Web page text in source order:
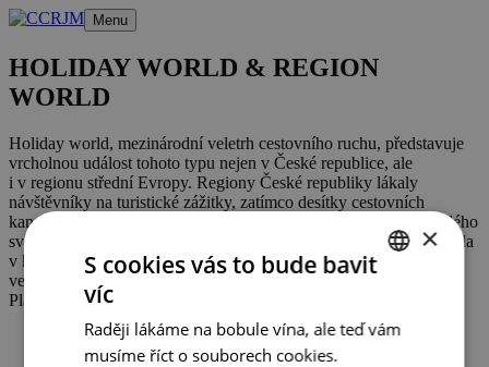
Přeskočit
obsah
Menu
HOLIDAY WORLD & REGION
WORLD
Holiday world, mezinárodní veletrh cestovního ruchu, představuje
vrcholnou událost tohoto typu nejen v České republice, ale
i v regionu střední Evropy. Regiony České republiky lákaly
návštěvníky na turistické zážitky, zatímco desítky cestovních
kanceláří a agentur prezentovaly aktuální nabídky zájezdů do celého
světa. Centrála cestovního ruchu – Jižní Morava, také letos zvítězila
v kategorii Nejlepší elektronický projekt. Zájem návštěvníků
veletrhu se soustředil na propagační materiály o destinacích.
Plánujeme se účastnit veletrhu i příští rok.
ENGLISH
×
S cookies vás to bude bavit
víc
Raději lákáme na bobule vína, ale teď vám
musíme říct o souborech cookies.